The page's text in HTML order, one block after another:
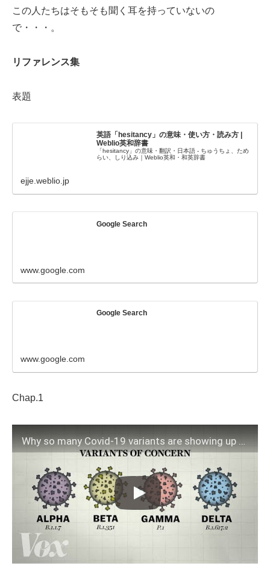
この人たちはそもそも聞く耳を持っていないの
で・・・。
リファレンス集
表題
英語「hesitancy」の意味・使い方・読み方 |
Weblio英和辞書
「hesitancy」の意味・翻訳・日本語 - ちゅうちょ、ため
らい、しり込み｜Weblio英和・和英辞書
ejje.weblio.jp
Google Search
www.google.com
Google Search
www.google.com
Chap.1
Why so many Covid-19 variants are showing up now